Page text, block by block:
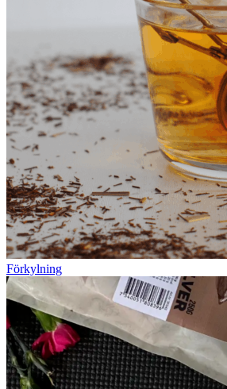
Förkylning